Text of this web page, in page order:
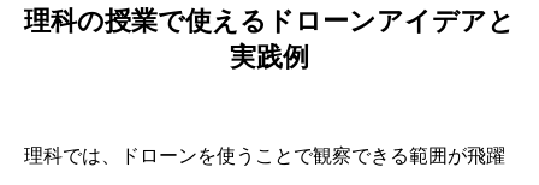
理科の授業で使えるドローンアイデアと
実践例
理科では、ドローンを使うことで観察できる範囲が飛躍